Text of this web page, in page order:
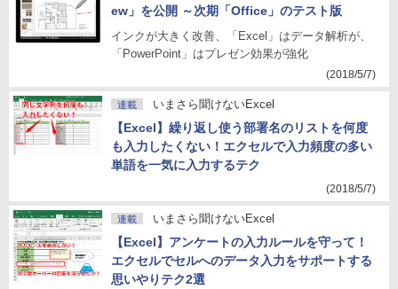
ew」を公開 ～次期「Office」のテスト版
インクが大きく改善、「Excel」はデータ解析が、
「PowerPoint」はプレゼン効果が強化
(2018/5/7)
連載 いまさら聞けないExcel
【Excel】繰り返し使う部署名のリストを何度
も入力したくない！エクセルで入力頻度の多い
単語を一気に入力するテク
(2018/5/7)
連載 いまさら聞けないExcel
【Excel】アンケートの入力ルールを守って！
エクセルでセルへのデータ入力をサポートする
思いやりテク2選